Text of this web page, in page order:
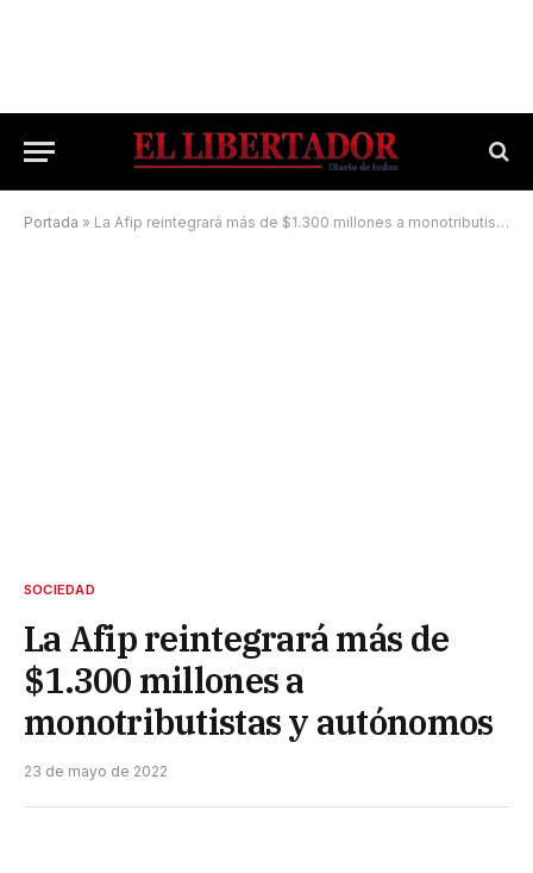
Portada » La Afip reintegrará más de $1.300 millones a monotributistas y autónomos
SOCIEDAD
La Afip reintegrará más de
$1.300 millones a
monotributistas y autónomos
23 de mayo de 2022